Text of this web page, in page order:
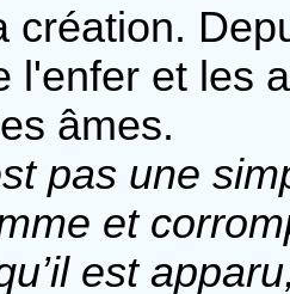
création.
l'enfer et les
âmes.
pas une
et
est